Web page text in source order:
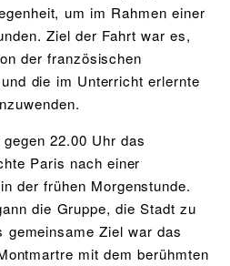
um im Rahmen einer
Ziel der Fahrt war es,
der französischen
die im Unterricht erlernte
22.00 Uhr das
Paris nach einer
der frühen Morgenstunde.
die Gruppe, die Stadt zu
gemeinsame Ziel war das
mit dem berühmten